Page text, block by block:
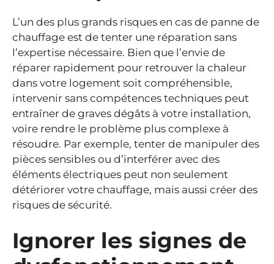
L’un des plus grands risques en cas de panne de
chauffage est de tenter une réparation sans
l’expertise nécessaire. Bien que l’envie de
réparer rapidement pour retrouver la chaleur
dans votre logement soit compréhensible,
intervenir sans compétences techniques peut
entraîner de graves dégâts à votre installation,
voire rendre le problème plus complexe à
résoudre. Par exemple, tenter de manipuler des
pièces sensibles ou d’interférer avec des
éléments électriques peut non seulement
détériorer votre chauffage, mais aussi créer des
risques de sécurité.
Ignorer les signes de